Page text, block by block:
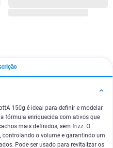
150g é ideal para definir e modelar
fórmula enriquecida com ativos que
mais definidos, sem frizz. O
controlando o volume e garantindo um
Pode ser usado para revitalizar os